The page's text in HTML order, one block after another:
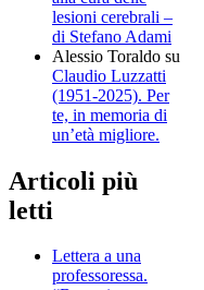
lesioni cerebrali –
di Stefano Adami
Alessio Toraldo su
Claudio Luzzatti
(1951-2025). Per
te, in memoria di
un’età migliore.
Articoli più
letti
Lettera a una
professoressa.